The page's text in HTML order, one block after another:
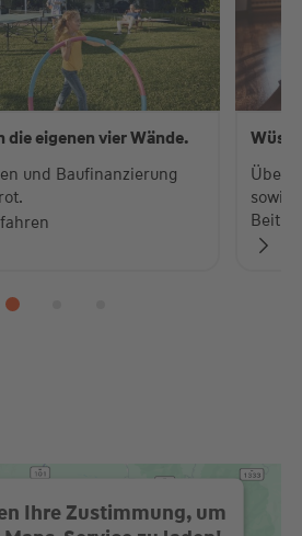
die eigenen vier Wände.
und Baufinanzierung
Über
sowie
Ihre Zustimmung, um